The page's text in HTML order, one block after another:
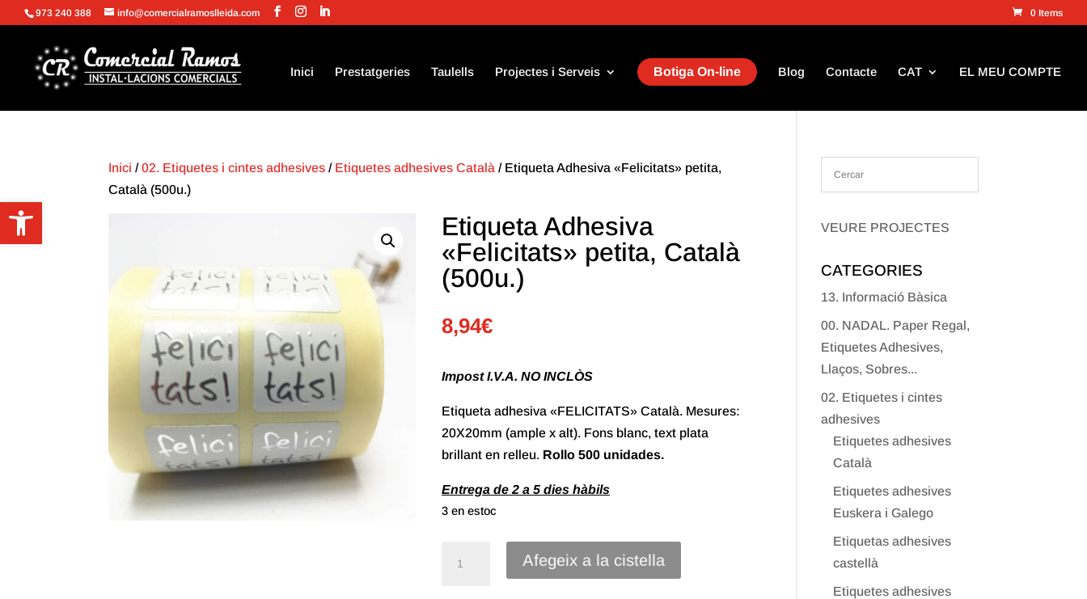
Obre la barra d'eines
973 240 388 info@comercialramoslleida.com 0 Items
Inici Prestatgeries Taulells Projectes i Serveis Botiga On-line Blog Contacte CAT EL MEU COMPTE
Inici /02. Etiquetes i cintes adhesives / Etiquetes adhesives Català / Etiqueta Adhesiva «Felicitats» petita,
Català (500u.)
Etiqueta Adhesiva
«Felicitats» petita, Català
(500u.)
8,94€
Impost I.V.A. NO INCLÒS
Etiqueta adhesiva «FELICITATS» Català. Mesures:
20X20mm (ample x alt). Fons blanc, text plata
brillant en relleu. Rollo 500 unidades.
Entrega de 2 a 5 dies hàbils
3 en estoc
Afegeix a la cistella
VEURE PROJECTES
CATEGORIES
13. Informació Bàsica
00. NADAL. Paper Regal,
Etiquetes Adhesives,
Llaços, Sobres...
02. Etiquetes i cintes
adhesives
Etiquetes adhesives
Català
Etiquetes adhesives
Euskera i Galego
Etiquetas adhesives
castellà
Etiquetes adhesives